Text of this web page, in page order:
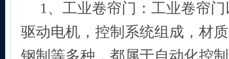
1 、工业卷帘门：工业卷帘
驱动电机，控制系统组成，材
钢制等多种，都属于自动化控